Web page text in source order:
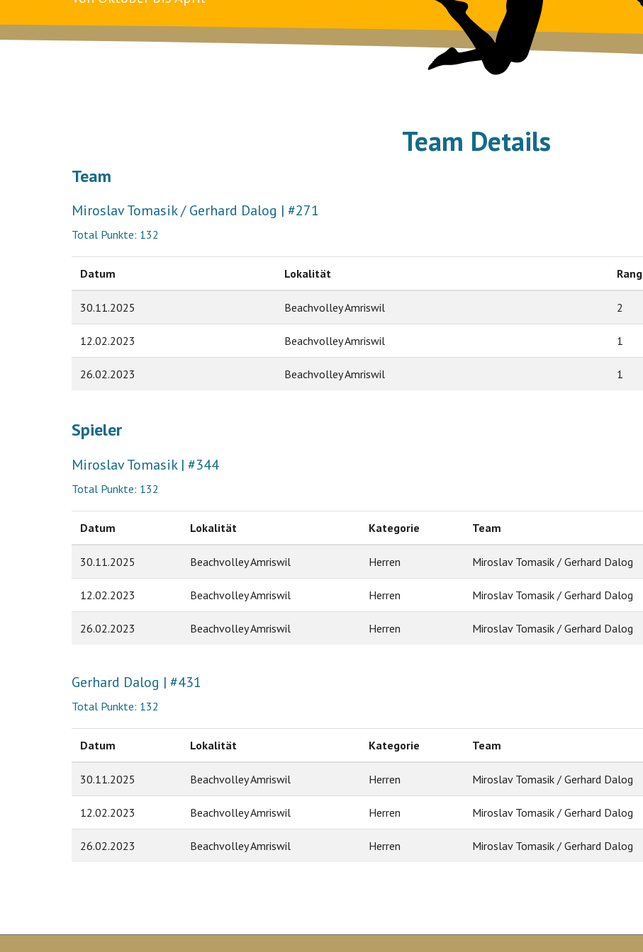
Team Details
Team
Miroslav Tomasik / Gerhard Dalog | #271
Total Punkte: 132
Datum Lokalität Rang
30.11.2025 Beachvolley Amriswil 2
12.02.2023 Beachvolley Amriswil 1
26.02.2023 Beachvolley Amriswil 1
Spieler
Miroslav Tomasik | #344
Total Punkte: 132
Datum Lokalität Kategorie Team
30.11.2025 Beachvolley Amriswil Herren Miroslav Tomasik / Gerhard Dalog
12.02.2023 Beachvolley Amriswil Herren Miroslav Tomasik / Gerhard Dalog
26.02.2023 Beachvolley Amriswil Herren Miroslav Tomasik / Gerhard Dalog
Gerhard Dalog | #431
Total Punkte: 132
Datum Lokalität Kategorie Team
30.11.2025 Beachvolley Amriswil Herren Miroslav Tomasik / Gerhard Dalog
12.02.2023 Beachvolley Amriswil Herren Miroslav Tomasik / Gerhard Dalog
26.02.2023 Beachvolley Amriswil Herren Miroslav Tomasik / Gerhard Dalog